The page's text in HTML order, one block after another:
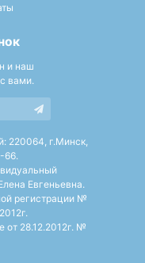
и наш
вами.
220064, г.Минск,
66.
Евгеньевна.
регистрации №
от 28.12.2012г. №